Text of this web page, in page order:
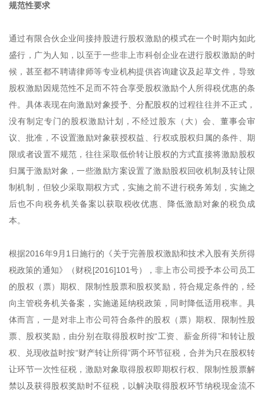
规范性要求
通过有限合伙企业间接持股进行股权激励的模式在一个时期内如此
盛行，广为人知，以至于一些非上市科创企业在进行股权激励的时
候，甚至都不聘请律师等专业机构提供咨询建议及起草文件，导致
股权激励因规范性不足而不符合享受股权激励个人所得税优惠的条
件。具体表现在向激励对象授予、分配股权的过程往往并不正式，
没有制定专门的股权激励计划，不经过股东（大）会、董事会审
议、批准，不设置激励对象获授权益、行权或股权归属的条件、期
限或者设置不规范，往往采取低价转让股权的方式直接将激励股权
归属于激励对象，一些激励方案设置了激励股权回收机制及转让限
制机制，但较少采取期权方式，实施之前不进行税务筹划，实施之
后也不向税务机关备案以获取税收优惠、降低激励对象的税负成
本。
根据2016年9月1日施行的《关于完善股权激励和技术入股有关所得
税政策的通知》（财税[2016]101号），非上市公司授予本公司员工
的股权（票）期权、限制性股票和股权奖励，符合规定条件的，经
向主管税务机关备案，实施递延纳税政策，同时降低适用税率。具
体而言，一是对非上市公司符合条件的股权（票）期权、限制性股
票、股权奖励，由分别在取得股权时按“工资、薪金所得”和转让股
权、兑现收益时按“财产转让所得”两个环节征税，合并为只在股权转
让环节一次性征税，激励对象取得股权即期权行权、限制性股票解
禁以及获得股权奖励时不征税，以解决取得股权环节纳税现金流不